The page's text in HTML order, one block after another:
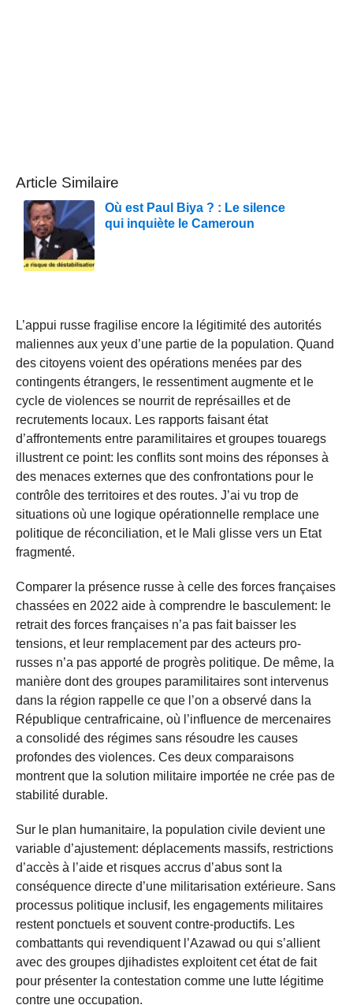
Article Similaire
Où est Paul Biya ? : Le silence
qui inquiète le Cameroun
L’appui russe fragilise encore la légitimité des autorités
maliennes aux yeux d’une partie de la population. Quand
des citoyens voient des opérations menées par des
contingents étrangers, le ressentiment augmente et le
cycle de violences se nourrit de représailles et de
recrutements locaux. Les rapports faisant état
d’affrontements entre paramilitaires et groupes touaregs
illustrent ce point: les conflits sont moins des réponses à
des menaces externes que des confrontations pour le
contrôle des territoires et des routes. J’ai vu trop de
situations où une logique opérationnelle remplace une
politique de réconciliation, et le Mali glisse vers un Etat
fragmenté.
Comparer la présence russe à celle des forces françaises
chassées en 2022 aide à comprendre le basculement: le
retrait des forces françaises n’a pas fait baisser les
tensions, et leur remplacement par des acteurs pro-
russes n’a pas apporté de progrès politique. De même, la
manière dont des groupes paramilitaires sont intervenus
dans la région rappelle ce que l’on a observé dans la
République centrafricaine, où l’influence de mercenaires
a consolidé des régimes sans résoudre les causes
profondes des violences. Ces deux comparaisons
montrent que la solution militaire importée ne crée pas de
stabilité durable.
Sur le plan humanitaire, la population civile devient une
variable d’ajustement: déplacements massifs, restrictions
d’accès à l’aide et risques accrus d’abus sont la
conséquence directe d’une militarisation extérieure. Sans
processus politique inclusif, les engagements militaires
restent ponctuels et souvent contre-productifs. Les
combattants qui revendiquent l’Azawad ou qui s’allient
avec des groupes djihadistes exploitent cet état de fait
pour présenter la contestation comme une lutte légitime
contre une occupation.